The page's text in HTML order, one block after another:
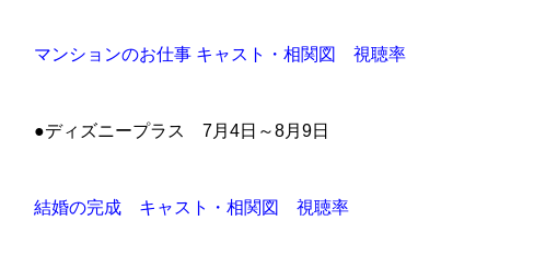
マンションのお仕事 キャスト・相関図 視聴率
●ディズニープラス 7月4日～8月9日
結婚の完成 キャスト・相関図 視聴率